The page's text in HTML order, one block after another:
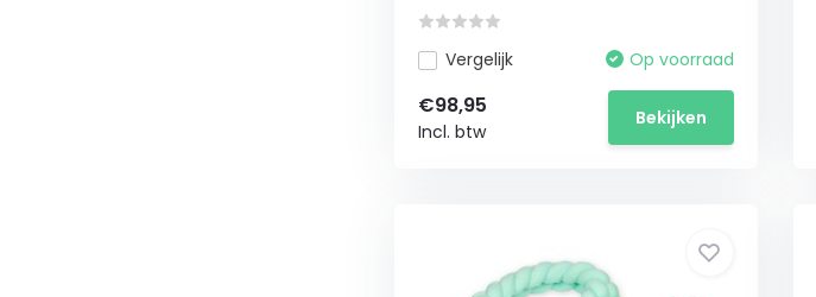
Vergelijk Op voorraad
€98,95
Incl. btw
Bekijken